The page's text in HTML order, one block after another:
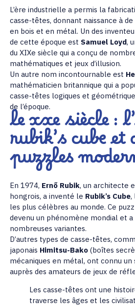
L’ère industrielle a permis la
casse-têtes, donnant naissance à
en bois et en métal. Un des
de cette époque est Samuel Loyd,
du XIXe siècle qui a conçu de
mathématiques et jeux d’illusion.
Un autre nom incontournable est
mathématicien britannique qui a
casse-têtes logiques et
de l’époque.
le xxe siècle :
rubik’s cube et
puzzles
En 1974, Ernő Rubik, un architecte
hongrois, a inventé le Rubik’s Cube,
les plus célèbres au monde. Ce
devenu un phénomène mondial et a
nombreuses variantes.
D’autres types de casse-têtes,
japonais Himitsu-Bako (boîtes
mécaniques en métal, ont connu un
auprès des amateurs de jeux de
Les casse-têtes ont une
traverse les âges et les